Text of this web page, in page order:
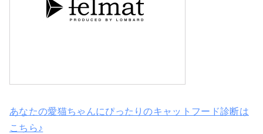
あなたの愛猫ちゃんにぴったりのキャットフード診断は
こちら♪